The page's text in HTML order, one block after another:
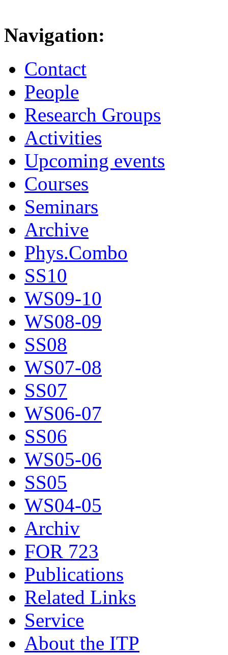
Navigation:
Contact
People
Research Groups
Activities
Upcoming events
Courses
Seminars
Archive
Phys.Combo
SS10
WS09-10
WS08-09
SS08
WS07-08
SS07
WS06-07
SS06
WS05-06
SS05
WS04-05
Archiv
FOR 723
Publications
Related Links
Service
About the ITP